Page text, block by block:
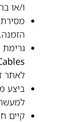
ו/או
מסירת
הזמנה.
גרימת
לאתר
ביצע
קיים